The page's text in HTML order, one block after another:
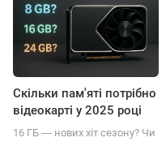
Скільки пам'яті потрібно
відеокарті у 2025 році
16 ГБ ― нових хіт сезону? Чи